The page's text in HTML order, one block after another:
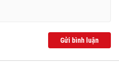
Gửi bình luận